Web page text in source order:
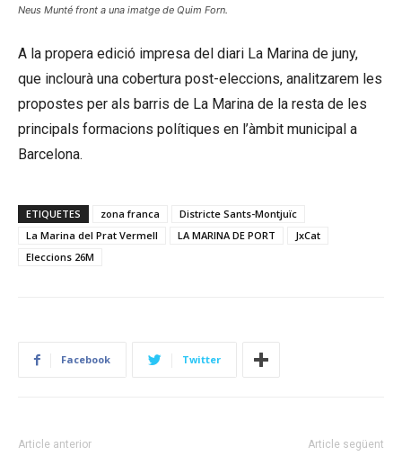
Neus Munté front a una imatge de Quim Forn.
A la propera edició impresa del diari La Marina de juny,
que inclourà una cobertura post-eleccions, analitzarem les
propostes per als barris de La Marina de la resta de les
principals formacions polítiques en l’àmbit municipal a
Barcelona.
ETIQUETES zona franca
Districte Sants-Montjuïc
La Marina del Prat Vermell
LA MARINA DE PORT
JxCat
Eleccions 26M
Facebook Twitter
Article anterior Article següent